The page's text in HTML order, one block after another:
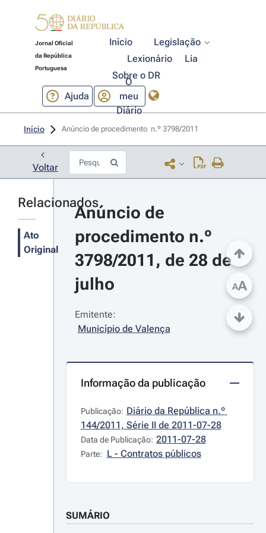
Jornal Oficial
da República
Portuguesa
Início
Legislação
Lexionário
Lia
Sobre o DR
Ajuda
O
meu
Diário
Início Anúncio de procedimento  n.º 3798/2011
Voltar
Relacionados
Ato
Original
Anúncio de
procedimento n.º
3798/2011, de 28 de
julho
Emitente:
Município de Valença
Informação da publicação
Publicação: Diário da República n.º
144/2011, Série II de 2011-07-28
Data de Publicação: 2011-07-28
Parte: L - Contratos públicos
SUMÁRIO
AA